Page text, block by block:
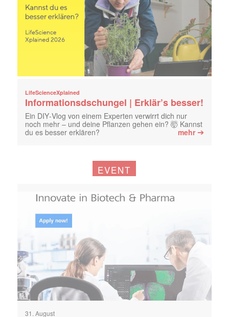
LifeScienceXplained
Informationsdschungel | Erklär’s besser!
Ein DIY‑Vlog von einem Experten verwirrt dich nur
noch mehr – und deine Pflanzen gehen ein? 🤯 Kannst
du es besser erklären?
mehr➔
EVENT
31. August